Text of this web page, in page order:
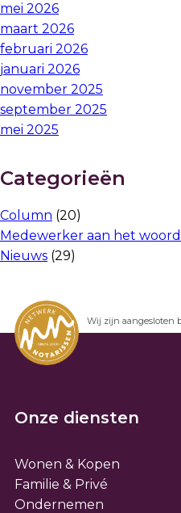
mei 2026
maart 2026
februari 2026
januari 2026
november 2025
september 2025
mei 2025
Categorieën
Column (20)
Medewerker aan het woord
Nieuws (29)
Wij zijn aangesloten
Onze diensten
Wonen & Kopen
Familie & Privé
Ondernemen